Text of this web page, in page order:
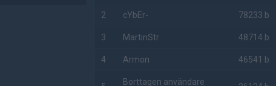
2 cYbEr- 78233 b
3 MartinStr 48714 b
4 Armon 46541 b
Borttagen användare